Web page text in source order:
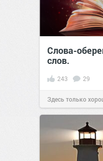
Слова-
слов.
243 29
Здесь только
2021